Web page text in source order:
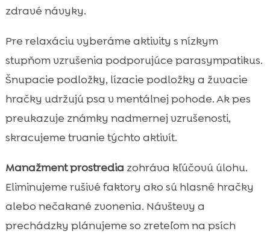
zdravé návyky.
Pre relaxáciu vyberáme aktivity s nízkym
stupňom vzrušenia podporujúce parasympatikus.
Šnupacie podložky, lízacie podložky a žuvacie
hračky udržujú psa v mentálnej pohode. Ak pes
preukazuje známky nadmernej vzrušenosti,
skracujeme trvanie týchto aktivít.
Manažment prostredia zohráva kľúčovú úlohu.
Eliminujeme rušivé faktory ako sú hlasné hračky
alebo nečakané zvonenia. Návštevy a
prechádzky plánujeme so zreteľom na psích